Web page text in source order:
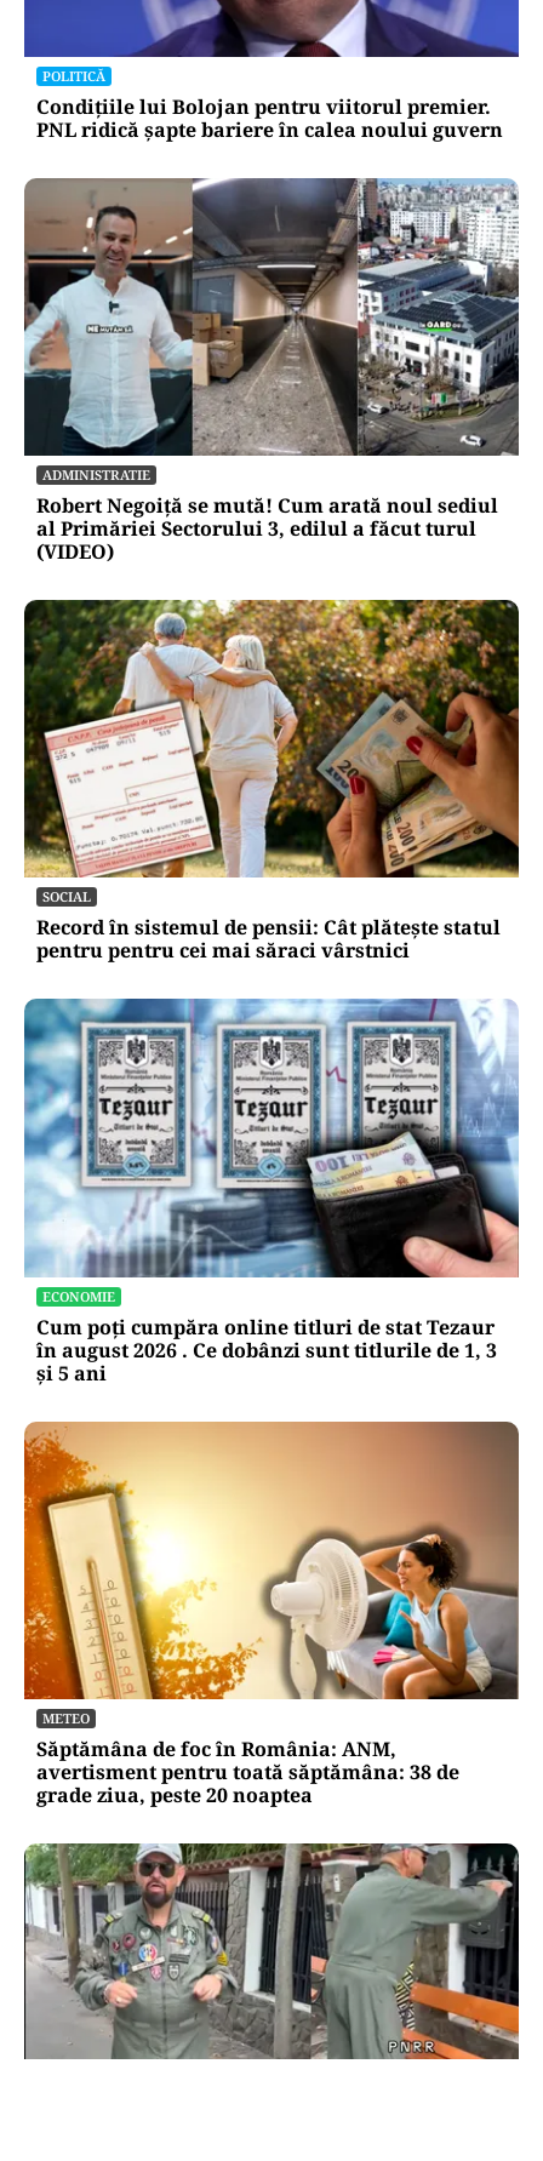
POLITICĂ
Condițiile lui Bolojan pentru viitorul premier.
PNL ridică șapte bariere în calea noului guvern
ADMINISTRATIE
Robert Negoiță se mută! Cum arată noul sediul
al Primăriei Sectorului 3, edilul a făcut turul
(VIDEO)
SOCIAL
Record în sistemul de pensii: Cât plătește statul
pentru pentru cei mai săraci vârstnici
ECONOMIE
Cum poți cumpăra online titluri de stat Tezaur
în august 2026 . Ce dobânzi sunt titlurile de 1, 3
și 5 ani
METEO
Săptămâna de foc în România: ANM,
avertisment pentru toată săptămâna: 38 de
grade ziua, peste 20 noaptea